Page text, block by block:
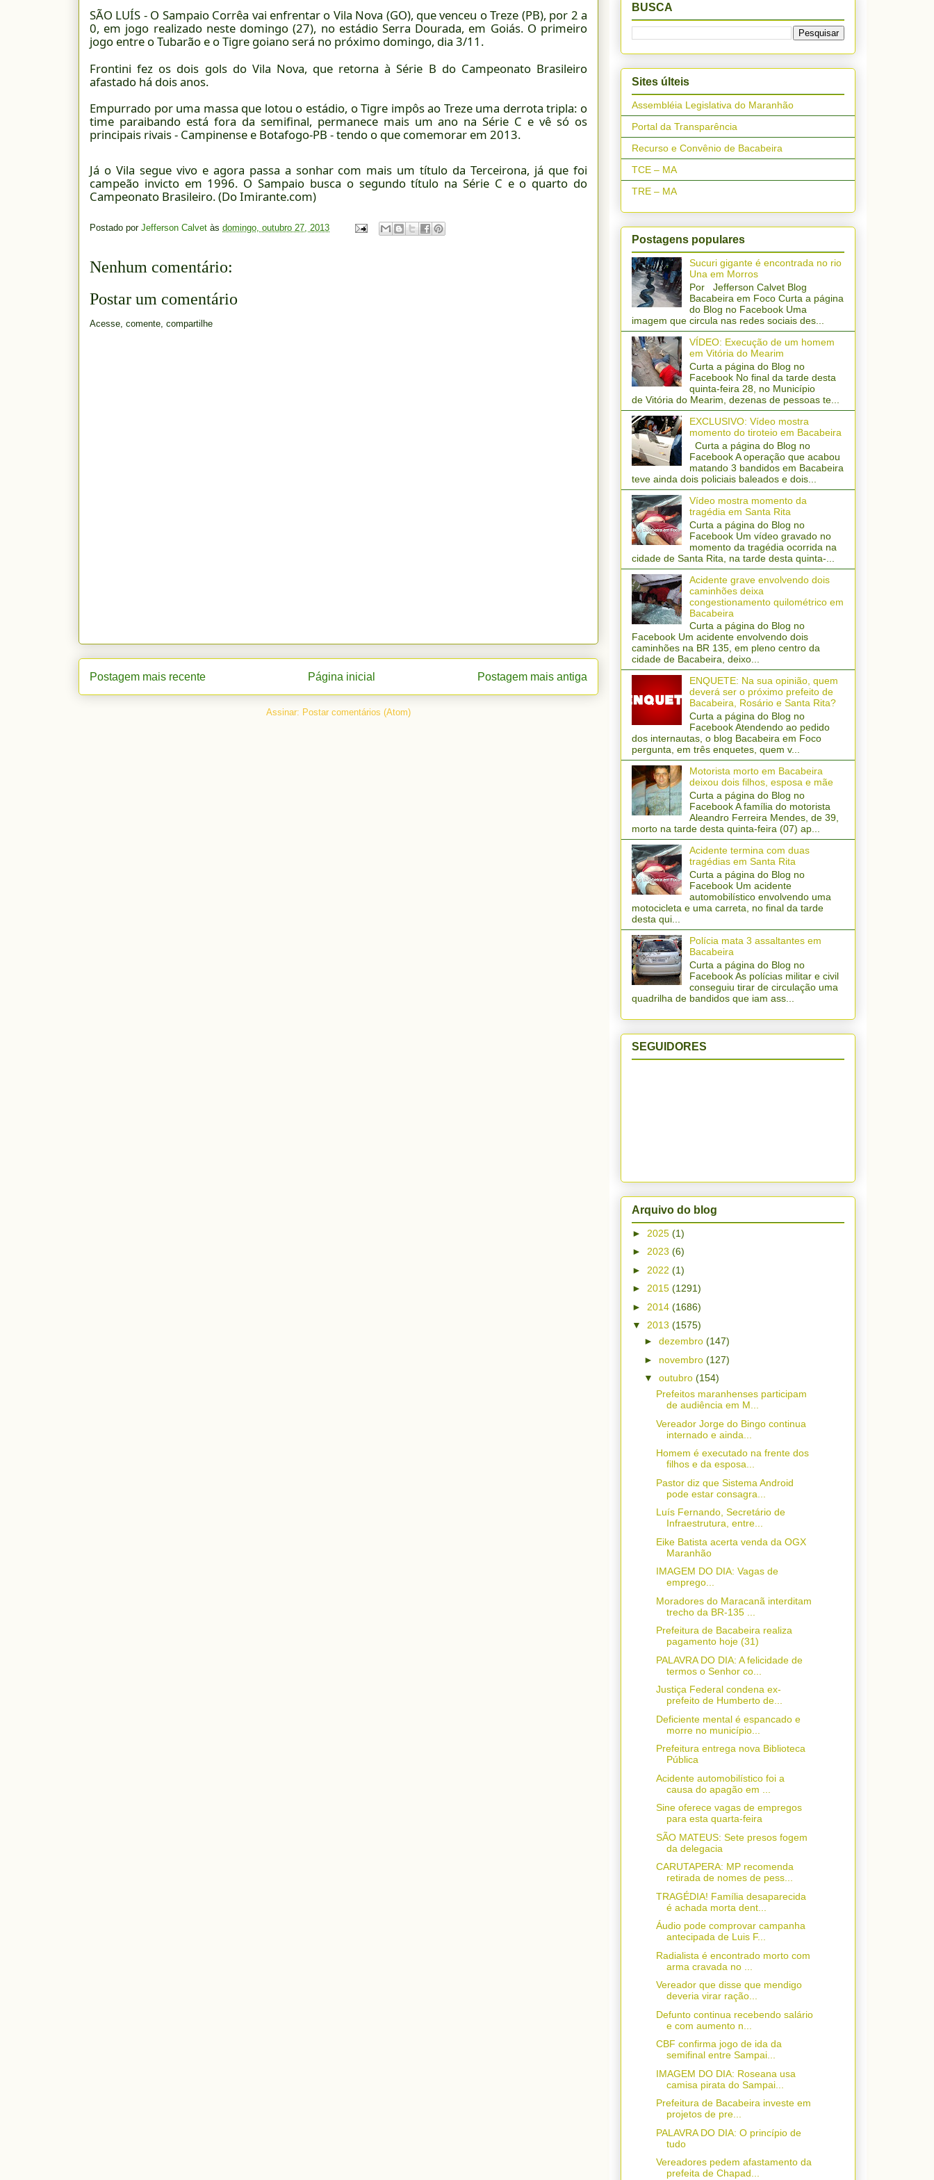
SÃO LUÍS - O Sampaio Corrêa vai enfrentar o Vila Nova (GO), que venceu o Treze (PB), por 2 a
0, em jogo realizado neste domingo (27), no estádio Serra Dourada, em Goiás. O primeiro
jogo entre o Tubarão e o Tigre goiano será no próximo domingo, dia 3/11.
Frontini fez os dois gols do Vila Nova, que retorna à Série B do Campeonato Brasileiro
afastado há dois anos.
Empurrado por uma massa que lotou o estádio, o Tigre impôs ao Treze uma derrota tripla: o
time paraibando está fora da semifinal, permanece mais um ano na Série C e vê só os
principais rivais - Campinense e Botafogo-PB - tendo o que comemorar em 2013.
Já o Vila segue vivo e agora passa a sonhar com mais um título da Terceirona, já que foi
campeão invicto em 1996. O Sampaio busca o segundo título na Série C e o quarto do
Campeonato Brasileiro. (Do Imirante.com)
Postado por Jefferson Calvet às domingo, outubro 27, 2013
Nenhum comentário:
Postar um comentário
Acesse, comente, compartilhe
Postagem mais recente Postagem mais antiga
Página inicial
Assinar: Postar comentários (Atom)
BUSCA
Sites últeis
Assembléia Legislativa do Maranhão
Portal da Transparência
Recurso e Convênio de Bacabeira
TCE – MA
TRE – MA
Postagens populares
Sucuri gigante é encontrada no rio
Una em Morros
Por Jefferson Calvet Blog
Bacabeira em Foco Curta a página
do Blog no Facebook Uma
imagem que circula nas redes sociais des...
VÍDEO: Execução de um homem
em Vitória do Mearim
Curta a página do Blog no
Facebook No final da tarde desta
quinta-feira 28, no Município
de Vitória do Mearim, dezenas de pessoas te...
EXCLUSIVO: Vídeo mostra
momento do tiroteio em Bacabeira
Curta a página do Blog no
Facebook A operação que acabou
matando 3 bandidos em Bacabeira
teve ainda dois policiais baleados e dois...
Vídeo mostra momento da
tragédia em Santa Rita
Curta a página do Blog no
Facebook Um vídeo gravado no
momento da tragédia ocorrida na
cidade de Santa Rita, na tarde desta quinta-...
Acidente grave envolvendo dois
caminhões deixa
congestionamento quilométrico em
Bacabeira
Curta a página do Blog no
Facebook Um acidente envolvendo dois
caminhões na BR 135, em pleno centro da
cidade de Bacabeira, deixo...
ENQUETE: Na sua opinião, quem
deverá ser o próximo prefeito de
Bacabeira, Rosário e Santa Rita?
Curta a página do Blog no
Facebook Atendendo ao pedido
dos internautas, o blog Bacabeira em Foco
pergunta, em três enquetes, quem v...
Motorista morto em Bacabeira
deixou dois filhos, esposa e mãe
Curta a página do Blog no
Facebook A família do motorista
Aleandro Ferreira Mendes, de 39,
morto na tarde desta quinta-feira (07) ap...
Acidente termina com duas
tragédias em Santa Rita
Curta a página do Blog no
Facebook Um acidente
automobilístico envolvendo uma
motocicleta e uma carreta, no final da tarde
desta qui...
Polícia mata 3 assaltantes em
Bacabeira
Curta a página do Blog no
Facebook As polícias militar e civil
conseguiu tirar de circulação uma
quadrilha de bandidos que iam ass...
SEGUIDORES
Arquivo do blog
► 2025 (1)
► 2023 (6)
► 2022 (1)
► 2015 (1291)
► 2014 (1686)
▼ 2013 (1575)
► dezembro (147)
► novembro (127)
▼ outubro (154)
Prefeitos maranhenses participam
de audiência em M...
Vereador Jorge do Bingo continua
internado e ainda...
Homem é executado na frente dos
filhos e da esposa...
Pastor diz que Sistema Android
pode estar consagra...
Luís Fernando, Secretário de
Infraestrutura, entre...
Eike Batista acerta venda da OGX
Maranhão
IMAGEM DO DIA: Vagas de
emprego...
Moradores do Maracanã interditam
trecho da BR-135 ...
Prefeitura de Bacabeira realiza
pagamento hoje (31)
PALAVRA DO DIA: A felicidade de
termos o Senhor co...
Justiça Federal condena ex-
prefeito de Humberto de...
Deficiente mental é espancado e
morre no município...
Prefeitura entrega nova Biblioteca
Pública
Acidente automobilístico foi a
causa do apagão em ...
Sine oferece vagas de empregos
para esta quarta-feira
SÃO MATEUS: Sete presos fogem
da delegacia
CARUTAPERA: MP recomenda
retirada de nomes de pess...
TRAGÉDIA! Família desaparecida
é achada morta dent...
Áudio pode comprovar campanha
antecipada de Luis F...
Radialista é encontrado morto com
arma cravada no ...
Vereador que disse que mendigo
deveria virar ração...
Defunto continua recebendo salário
e com aumento n...
CBF confirma jogo de ida da
semifinal entre Sampai...
IMAGEM DO DIA: Roseana usa
camisa pirata do Sampai...
Prefeitura de Bacabeira investe em
projetos de pre...
PALAVRA DO DIA: O princípio de
tudo
Vereadores pedem afastamento da
prefeita de Chapad...